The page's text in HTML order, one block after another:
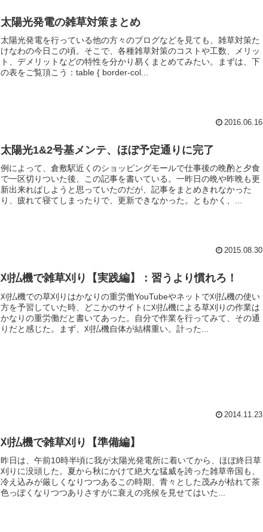
太陽光発電の雑草対策まとめ
太陽光発電を行っている他の方々のブログなどを見ても、雑草対策た
けなわの今日この頃。そこで、各種雑草対策のコストや工数、メリッ
ト、デメリットなどの特性を分かり易くまとめてみたい。まずは、下
の表をご覧頂こう：table { border-col...
2016.06.16
太陽光1&2号基メンテ、ほぼ予定通りに完了
例によって、倉敷駅近くのショッピングモールで仕事後の晩酌と夕食
で一区切りついた後、この記事を書いている。一昨日の晩や昨晩も更
新出来ればしようと思っていたのだが、記事をまとめきれなかった
り、疲れて寝てしまったりで、更新できなかった。ともかく、...
2015.08.30
刈払機で雑草刈り【実践編】：習うより慣れろ！
刈払機での草刈りはかなりの重労働YouTubeやネットで刈払機の使い
方を予習していた時、どこかのサイトに刈払機による草刈りの作業は
かなりの重労働だと書いてあった。自分で作業を行ってみて、その通
りだと感じた。まず、刈払機自体が結構重い。計った...
2014.11.23
刈払機で雑草刈り【準備編】
昨日は、午前10時半頃に我が太陽光発電所に着いてから、ほぼ終日草
刈りに没頭した。夏から秋にかけて絶大な猛威を誇った雑草帝国も、
冷え込みが厳しくなりつつあるこの時期、青々とした茂みが枯れて茶
色っぽくなりつつありさすがに衰えの兆候を見せてはいた...